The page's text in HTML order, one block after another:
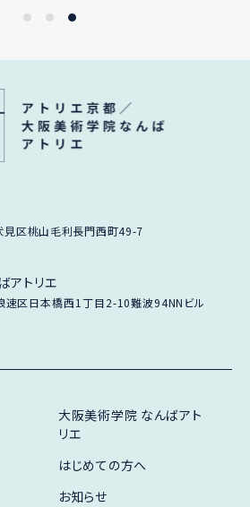
見区桃山毛利長門西町49-7
アトリエ
速区日本橋西1丁目2-10難波94NNビル
大阪美術学院 なんばアト
リエ
はじめての方へ
お知らせ